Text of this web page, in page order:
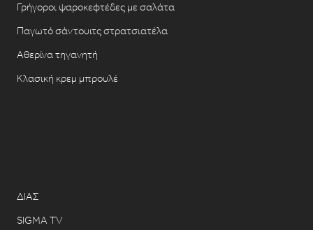
Γρήγοροι ψαροκεφτέδες με σαλάτα
Παγωτό σάντουιτς στρατσιατέλα
Αθερίνα τηγανητή
Κλασική κρεμ μπρουλέ
ΔΙΑΣ
SIGMA TV